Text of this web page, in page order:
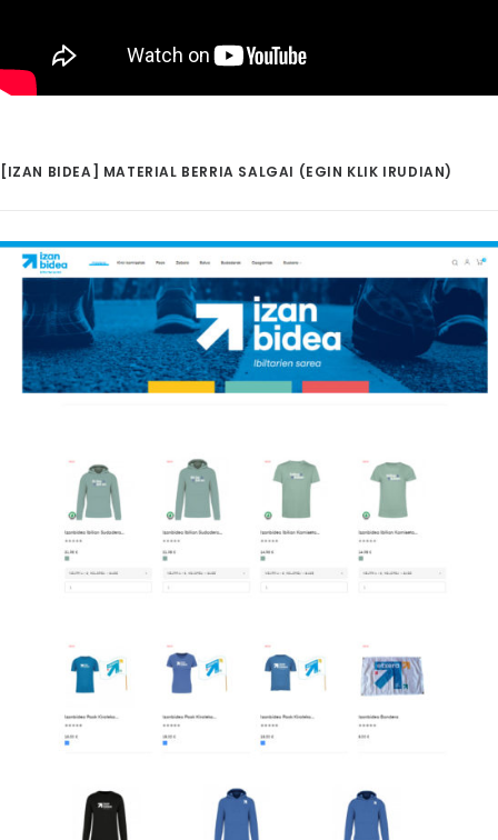
[IZAN BIDEA] MATERIAL BERRIA SALGAI (EGIN KLIK IRUDIAN)